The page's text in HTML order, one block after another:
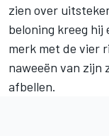
zien over
beloning kreeg hij
merk met de vier
naweeën van zijn
afbellen.